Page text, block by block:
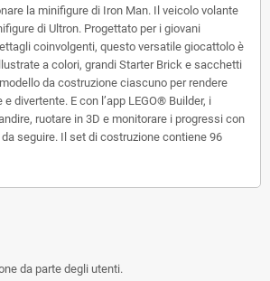
la minifigure di Iron Man. Il veicolo volante
di Ultron. Progettato per i giovani
coinvolgenti, questo versatile giocattolo è
a colori, grandi Starter Brick e sacchetti
da costruzione ciascuno per rendere
divertente. E con l’app LEGO® Builder, i
ruotare in 3D e monitorare i progressi con
seguire. Il set di costruzione contiene 96
da parte degli utenti.